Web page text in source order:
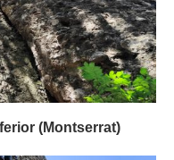
(Montserrat)